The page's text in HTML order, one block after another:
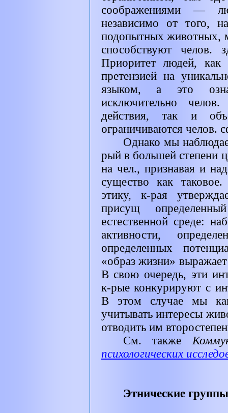
соображениями —
независимо от того,
подопытных животных,
способствуют челов.
Приоритет людей, как
претензией на
языком, а это
исключительно
действия, так и
ограничиваются челов.
Однако мы
рый в большей степени
на чел., признавая и
существо как
этику, к-рая
присущ
естественной среде:
активности,
определенных
«образ жизни»
В свою очередь, эти
к-рые конкурируют с
В этом случае мы
учитывать интересы
отводить им
См. также
психологических
Этнические